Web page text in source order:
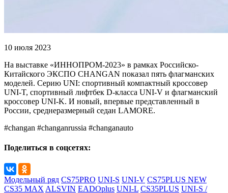
10 июля 2023
На выставке «ИННОПРОМ-2023» в рамках Российско-
Китайского ЭКСПО CHANGAN показал пять флагманских
моделей. Серию UNI: спортивный компактный кроссовер
UNI-T, спортивный лифтбек D-класса UNI-V и флагманский
кроссовер UNI-K. И новый, впервые представленный в
России, среднеразмерный седан LAMORE.
#changan #changanrussia #changanauto
Поделиться в соцсетях:
Модельный ряд CS75PRO UNI-S UNI-V CS75PLUS NEW
CS35 MAX ALSVIN EADOplus UNI-L CS35PLUS UNI-S /